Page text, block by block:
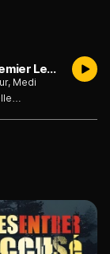
Medi Abalimba : L'Escroc de la Premier League du jeudi 09 juillet
Medi